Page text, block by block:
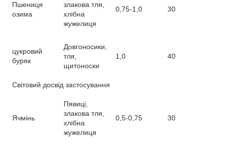
Пшениця
озима
злакова тля,
хлібна
жужелиця
0,75-1,0 30
цукровий
буряк
Довгоносики,
тля,
щитоноски
1,0 40
Світовий досвід застосування
Ячмінь
Пявиці,
злакова тля,
хлібна
жужелиця
0,5-0,75 30